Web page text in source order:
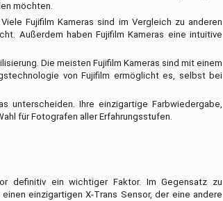
möchten.
Fujifilm Kameras sind im Vergleich zu anderen
Außerdem haben Fujifilm Kameras eine intuitive
Die meisten Fujifilm Kameras sind mit einem
von Fujifilm ermöglicht es, selbst bei
unterscheiden. Ihre einzigartige Farbwiedergabe,
für Fotografen aller Erfahrungsstufen.
definitiv ein wichtiger Faktor. Im Gegensatz zu
einzigartigen X-Trans Sensor, der eine andere